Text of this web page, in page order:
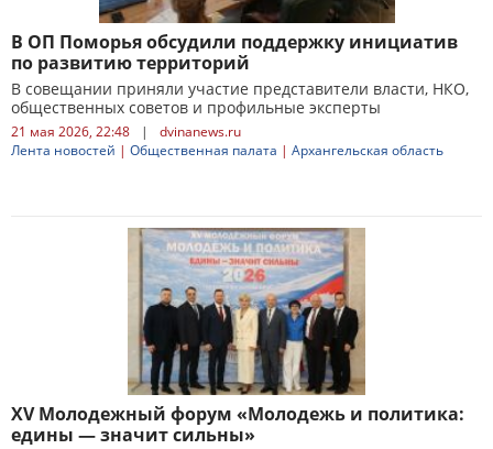
В ОП Поморья обсудили поддержку инициатив
по развитию территорий
В совещании приняли участие представители власти, НКО,
общественных советов и профильные эксперты
21 мая 2026, 22:48 |
dvinanews.ru
Лента новостей | Общественная палата | Архангельская область
XV Молодежный форум «Молодежь и политика:
едины — значит сильны»